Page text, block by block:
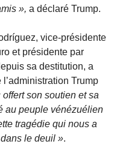
», a déclaré Trump.
vice-présidente
et présidente par
sa destitution, a
l’administration Trump
offert son soutien et sa
au peuple vénézuélien
tragédie qui nous a
le deuil ».